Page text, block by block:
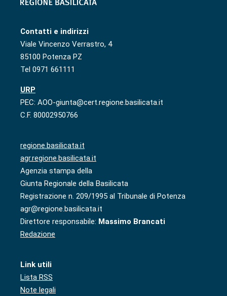
Contatti e indirizzi
Viale Vincenzo Verrastro, 4
85100 Potenza PZ
Tel 0971 661111
URP
PEC: AOO-giunta@cert.regione.basilicata.it
C.F. 80002950766
regione.basilicata.it
agr.regione.basilicata.it
Agenzia stampa della
Giunta Regionale della Basilicata
Registrazione n. 209/1995 al Tribunale di Potenza
agr@regione.basilicata.it
Direttore responsabile: Massimo Brancati
Redazione
Link utili
Lista RSS
Note legali